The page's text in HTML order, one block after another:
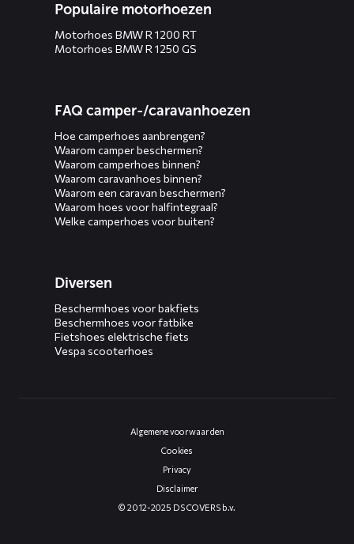
Populaire motorhoezen
Motorhoes BMW R 1200 RT
Motorhoes BMW R 1250 GS
FAQ camper-/caravanhoezen
Hoe camperhoes aanbrengen?
Waarom camper beschermen?
Waarom camperhoes binnen?
Waarom caravanhoes binnen?
Waarom een caravan beschermen?
Waarom hoes voor halfintegraal?
Welke camperhoes voor buiten?
Diversen
Beschermhoes voor bakfiets
Beschermhoes voor fatbike
Fietshoes elektrische fiets
Vespa scooterhoes
Algemene voorwaarden
Cookies
Privacy
Disclaimer
© 2012-2025 DS COVERS b.v.